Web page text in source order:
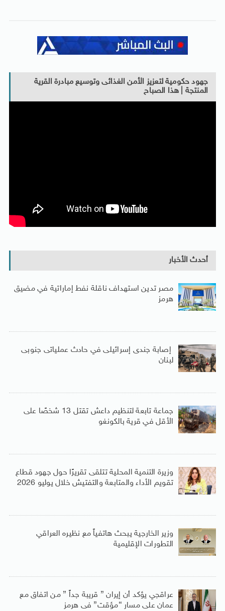
جهود حكومية لتعزيز الأمن الغذائى وتوسيع مبادرة القرية
المنتجة | هذا الصباح
أحدث الأخبار
مصر تدين استهداف ناقلة نفط إماراتية في مضيق
هرمز
إصابة جندى إسرائيلى في حادث عملياتى جنوبى
لبنان
جماعة تابعة لتنظيم داعش تقتل 13 شخصًا على
الأقل في قرية بالكونغو
وزيرة التنمية المحلية تتلقى تقريرًا حول جهود قطاع
تقويم الأداء والمتابعة والتفتيش خلال يوليو 2026
وزير الخارجية يبحث هاتفياً مع نظيره العراقي
التطورات الإقليمية
عراقجي يؤكد أن إيران ” قريبة جداً ” من اتفاق مع
عمان على مسار “مؤقت” فى هرمز